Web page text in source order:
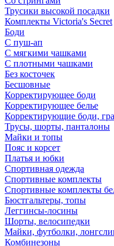
Трусики высокой посадки
Комплекты Victoria's Secret
Боди
С пуш-ап
С мягкими чашками
С плотными чашками
Без косточек
Бесшовные
Корректирующее боди
Корректирующее белье
Корректирующие боди,
Трусы, шорты, панталоны
Майки и топы
Пояс и корсет
Платья и юбки
Спортивная одежда
Спортивные комплекты
Спортивные комплекты
Бюстгальтеры, топы
Леггинсы-лосины
Шорты, велосипедки
Майки, футболки,
Комбинезоны